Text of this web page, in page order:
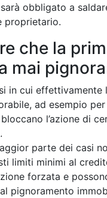
obbligato a
proprietario.
che la
mai
in cui effettivamente
ad esempio
l’azione di
parte dei casi
limiti minimi al
forzata e
pignoramento